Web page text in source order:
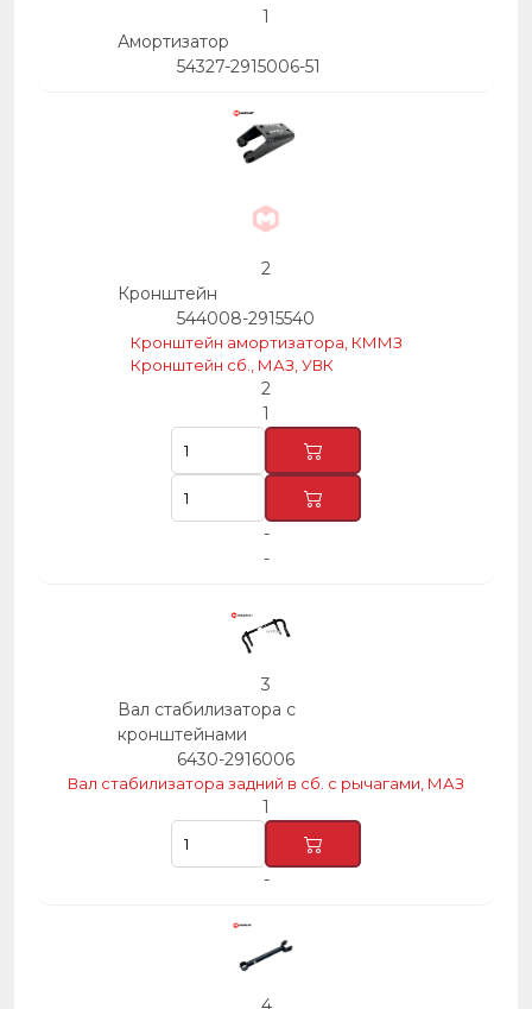
1
Амортизатор
54327-2915006-51
2
Кронштейн
544008-2915540
Кронштейн амортизатора, КММЗ
Кронштейн сб., МАЗ, УВК
2
1
-
-
3
Вал стабилизатора с
кронштейнами
6430-2916006
Вал стабилизатора задний в сб. с рычагами, МАЗ
1
-